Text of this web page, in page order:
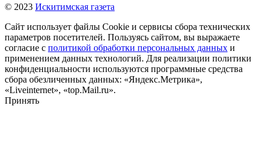
© 2023 Искитимская газета
Сайт использует файлы Cookie и сервисы сбора технических
параметров посетителей. Пользуясь сайтом, вы выражаете
согласие с политикой обработки персональных данных и
применением данных технологий. Для реализации политики
конфиденциальности используются программные средства
сбора обезличенных данных: «Яндекс.Метрика»,
«Liveinternet», «top.Mail.ru».
Принять